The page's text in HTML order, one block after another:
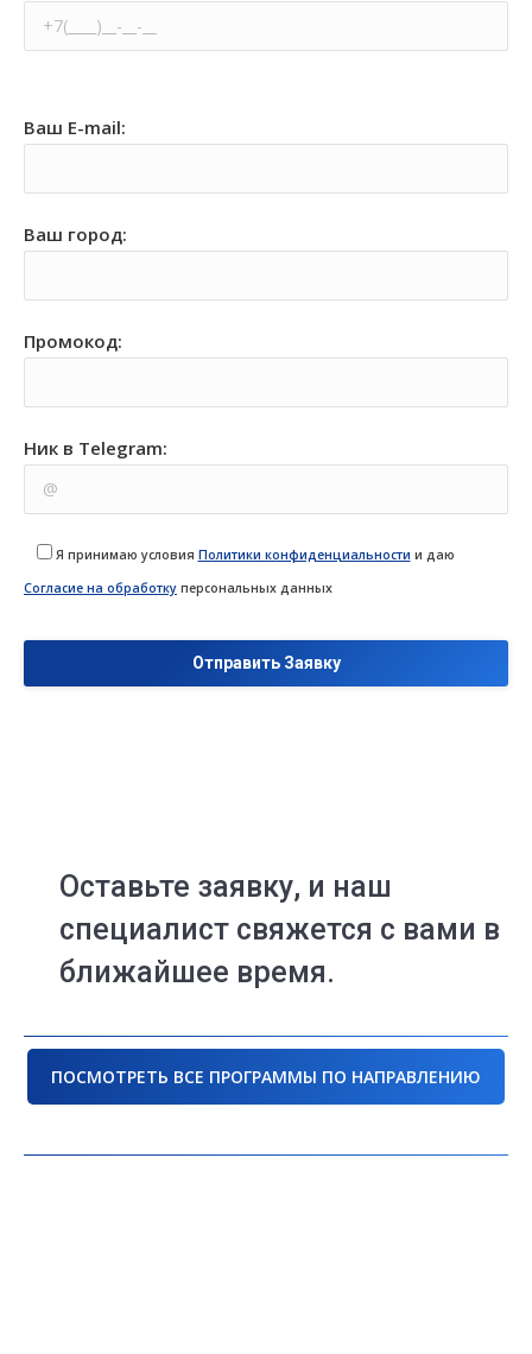
Ваш E-mail:
Ваш город:
Промокод:
Ник в Telegram:
Я принимаю условия Политики конфиденциальности и даю
Согласие на обработку персональных данных
Оставьте заявку, и наш
специалист свяжется с вами в
ближайшее время.
ПОСМОТРЕТЬ ВСЕ ПРОГРАММЫ ПО НАПРАВЛЕНИЮ